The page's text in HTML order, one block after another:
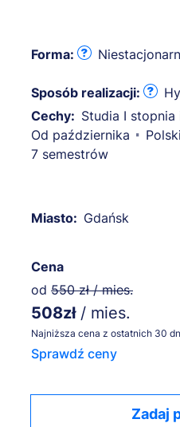
Forma:
Sposób realizacji:
Cechy: Studia I stopnia
Od października
Polski
7 semestrów
Miasto: Gdańsk
Cena
od 550 zł / mies.
508zł / mies.
Najniższa cena z ostatnich 30
Sprawdź ceny
Zadaj